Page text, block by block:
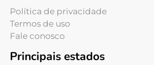
Política de privacidade
Termos de uso
Fale conosco
Principais estados